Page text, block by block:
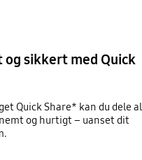
og sikkert med Quick
Quick Share* kan du dele
og hurtigt – uanset dit